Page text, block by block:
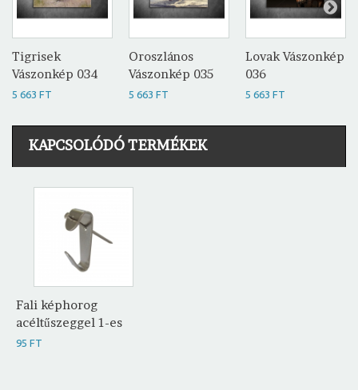
Tigrisek
Vászonkép 034
5 663 FT
Oroszlános
Vászonkép 035
5 663 FT
Lovak Vászonkép
036
5 663 FT
KAPCSOLÓDÓ TERMÉKEK
Fali képhorog
acéltűszeggel 1-es
95 FT